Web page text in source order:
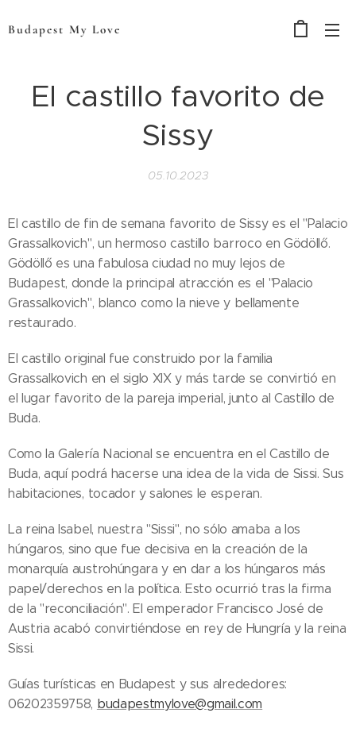
Budapest My Love
El castillo favorito de
Sissy
05.10.2023
El castillo de fin de semana favorito de Sissy es el "Palacio
Grassalkovich", un hermoso castillo barroco en Gödöllő.
Gödöllő es una fabulosa ciudad no muy lejos de
Budapest, donde la principal atracción es el "Palacio
Grassalkovich", blanco como la nieve y bellamente
restaurado.
El castillo original fue construido por la familia
Grassalkovich en el siglo XIX y más tarde se convirtió en
el lugar favorito de la pareja imperial, junto al Castillo de
Buda.
Como la Galería Nacional se encuentra en el Castillo de
Buda, aquí podrá hacerse una idea de la vida de Sissi. Sus
habitaciones, tocador y salones le esperan.
La reina Isabel, nuestra "Sissi", no sólo amaba a los
húngaros, sino que fue decisiva en la creación de la
monarquía austrohúngara y en dar a los húngaros más
papel/derechos en la política. Esto ocurrió tras la firma
de la "reconciliación". El emperador Francisco José de
Austria acabó convirtiéndose en rey de Hungría y la reina
Sissi.
Guías turísticas en Budapest y sus alrededores:
06202359758, budapestmylove@gmail.com